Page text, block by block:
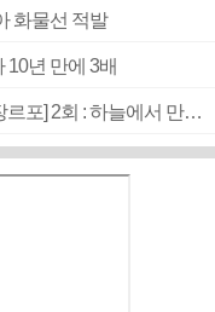
화물선 적발
년 만에 3배
[2026 부산청소년극지체험탐험대 현장르포] 2회 : 하늘에서 만난 얼음의 나라